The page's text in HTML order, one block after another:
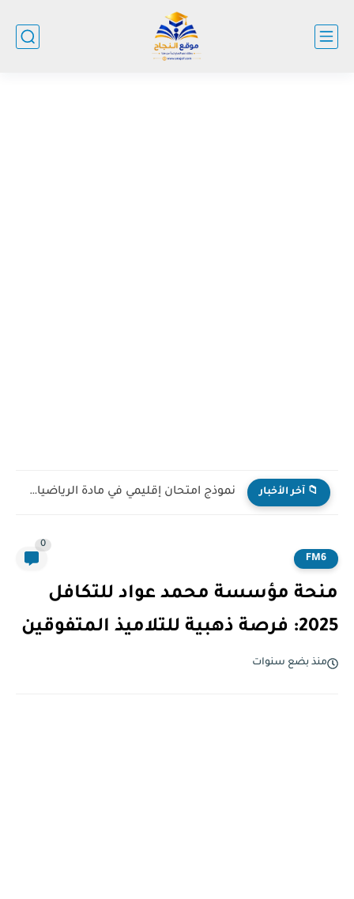
📁 آخر الأخبار نموذج امتحان إقليمي في مادة الرياضيات للمستوى السادس ابتدائي...
FM6
0
منحة مؤسسة محمد عواد للتكافل
2025: فرصة ذهبية للتلاميذ المتفوقين
منذ بضع سنوات